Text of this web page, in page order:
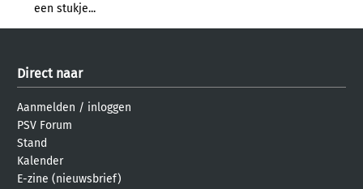
een stukje...
Direct naar
Aanmelden / inloggen
PSV Forum
Stand
Kalender
E-zine (nieuwsbrief)